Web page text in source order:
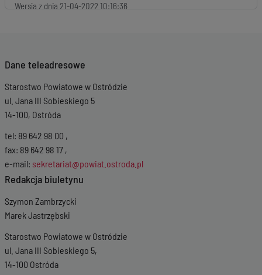
Wersja z dnia 21-04-2022 10:16:36
Wersja z dnia10-08-2020 13:57:05
Wersja z dnia10-12-2019 11:04:11
Dane teleadresowe
Starostwo Powiatowe w Ostródzie
ul. Jana III Sobieskiego 5
14-100, Ostróda
tel: 89 642 98 00 ,
fax: 89 642 98 17 ,
e-mail: sekretariat@powiat.ostroda.pl
Redakcja biuletynu
Szymon Zambrzycki
Marek Jastrzębski
Starostwo Powiatowe w Ostródzie
ul. Jana III Sobieskiego 5,
14-100 Ostróda